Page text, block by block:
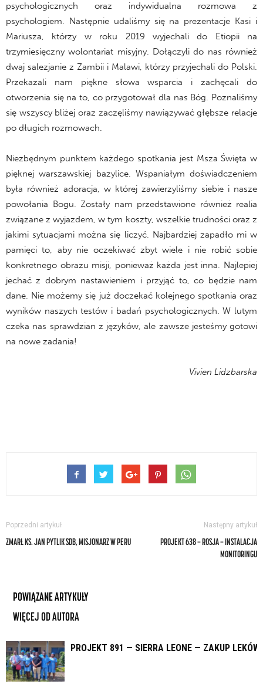
psychologicznych oraz indywidualna rozmowa z
psychologiem. Następnie udaliśmy się na prezentacje Kasi i
Mariusza, którzy w roku 2019 wyjechali do Etiopii na
trzymiesięczny wolontariat misyjny. Dołączyli do nas również
dwaj salezjanie z Zambii i Malawi, którzy przyjechali do Polski.
Przekazali nam piękne słowa wsparcia i zachęcali do
otworzenia się na to, co przygotował dla nas Bóg. Poznaliśmy
się wszyscy bliżej oraz zaczęliśmy nawiązywać głębsze relacje
po długich rozmowach.
Niezbędnym punktem każdego spotkania jest Msza Święta w
pięknej warszawskiej bazylice. Wspaniałym doświadczeniem
była również adoracja, w której zawierzyliśmy siebie i nasze
powołania Bogu. Zostały nam przedstawione również realia
związane z wyjazdem, w tym koszty, wszelkie trudności oraz z
jakimi sytuacjami można się liczyć. Najbardziej zapadło mi w
pamięci to, aby nie oczekiwać zbyt wiele i nie robić sobie
konkretnego obrazu misji, ponieważ każda jest inna. Najlepiej
jechać z dobrym nastawieniem i przyjąć to, co będzie nam
dane. Nie możemy się już doczekać kolejnego spotkania oraz
wyników naszych testów i badań psychologicznych. W lutym
czeka nas sprawdzian z języków, ale zawsze jesteśmy gotowi
na nowe zadania!
Vivien Lidzbarska
Poprzedni artykuł
ZMARŁ KS. JAN PYTLIK SDB, MISJONARZ W PERU
Następny artykuł
PROJEKT 638 — ROSJA — INSTALACJA
MONITORINGU
POWIĄZANE ARTYKUŁY
WIĘCEJ OD AUTORA
PROJEKT 891 — SIERRA LEONE — ZAKUP LEKÓW